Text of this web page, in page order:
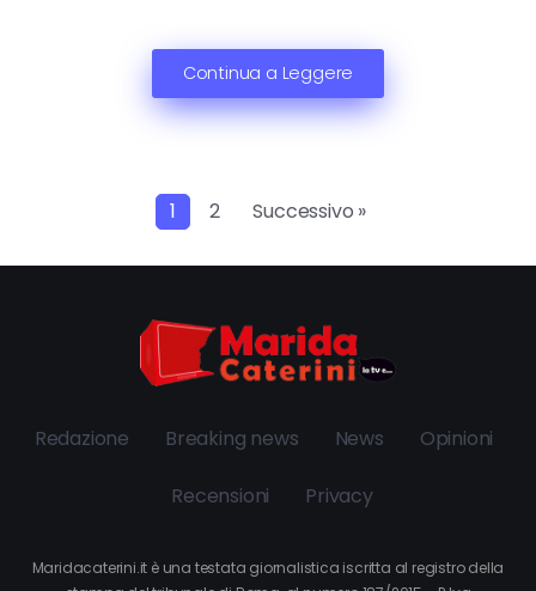
Continua a Leggere
1 2 Successivo »
Redazione Breaking news News Opinioni
Recensioni Privacy
Maridacaterini.it è una testata giornalistica iscritta al registro della